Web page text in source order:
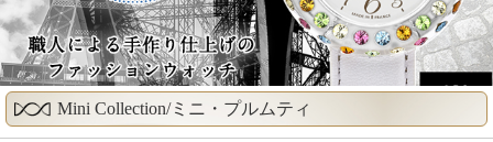
Mini Collection/ミニ・プルムティ